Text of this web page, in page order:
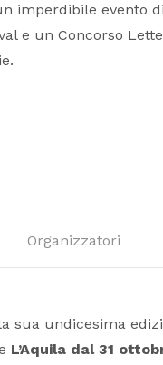
imperdibile evento
e un Concorso
Organizzatori
sua undicesima
L’Aquila dal 31